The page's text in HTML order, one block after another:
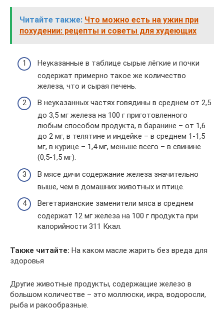
Читайте также: Что можно есть на ужин при
похудении: рецепты и советы для худеющих
Неуказанные в таблице сырые лёгкие и почки
содержат примерно такое же количество
железа, что и сырая печень.
В неуказанных частях говядины в среднем от 2,5
до 3,5 мг железа на 100 г приготовленного
любым способом продукта, в баранине – от 1,6
до 2 мг, в телятине и индейке – в среднем 1-1,5
мг, в курице – 1,4 мг, меньше всего – в свинине
(0,5-1,5 мг).
В мясе дичи содержание железа значительно
выше, чем в домашних животных и птице.
Вегетарианские заменители мяса в среднем
содержат 12 мг железа на 100 г продукта при
калорийности 311 Ккал.
Также читайте: На каком масле жарить без вреда для
здоровья
Другие животные продукты, содержащие железо в
большом количестве – это моллюски, икра, водоросли,
рыба и ракообразные.